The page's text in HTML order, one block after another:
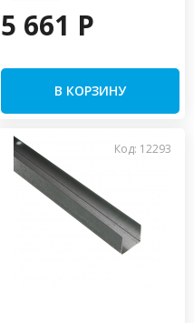
5 661 P
В КОРЗИНУ
Код: 12293